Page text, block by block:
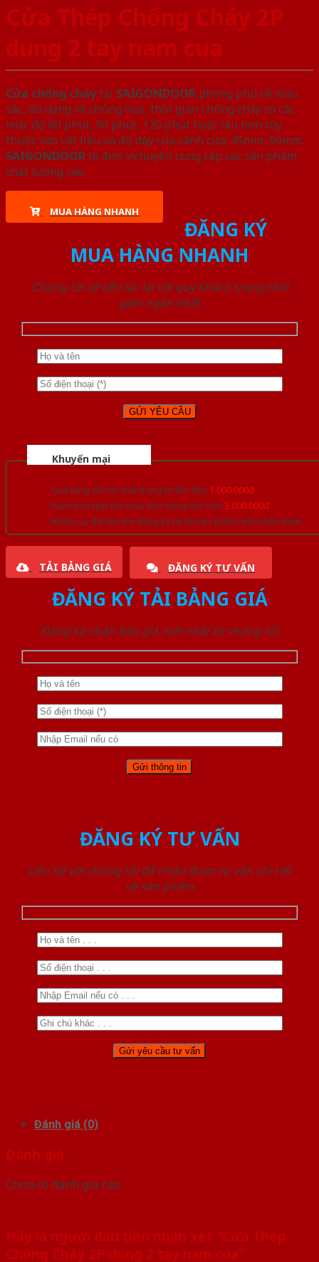
Cửa Thép Chống Cháy 2P
dung 2 tay nam cua
Cửa chống cháytại SAIGONDOOR phong phú về màu
sắc, đa dạng về chủng loại, thời gian chống cháy có các
mức độ 60 phút, 90 phút, 120 phút hoặc lâu hơn tùy
thuộc vào vật liệu và độ dày của cánh cửa: 45mm, 50mm.
SAIGONDOOR là đơn vị chuyên cung cấp các sản phẩm
chất lượng cao.
MUA HÀNG NHANH
ĐĂNG KÝ
MUA HÀNG NHANH
Chúng tôi sẽ liên lạc lại với quý khách trong thời
gian ngắn nhất
Khuyến mại
Quà tặng đồ nội thất trang trí lên đến 1.000.000đ
Giảm trực tiếp khi mua đơn hàng lớn hơn 3.000.000đ
Nhiều ưu đãi lớn khi đăng ký tài khoản thành viên thân thiết
TẢI BẢNG GIÁ ĐĂNG KÝ TƯ VẤN
ĐĂNG KÝ TẢI BẢNG GIÁ
Đăng ký nhận báo giá mới nhất từ chúng tôi
ĐĂNG KÝ TƯ VẤN
Liên hệ với chúng tôi để nhận được tư vấn chi tiết
về sản phẩm
Đánh giá (0)
Đánh giá
Chưa có đánh giá nào.
Hãy là người đầu tiên nhận xét “Cửa Thép
Chống Cháy 2P dung 2 tay nam cua”